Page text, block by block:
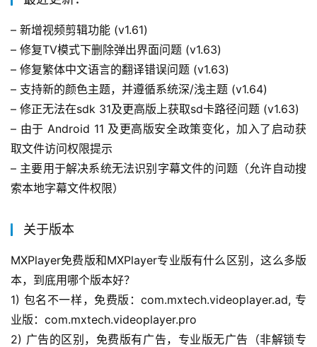
– 新增视频剪辑功能 (v1.61)
– 修复TV模式下删除弹出界面问题 (v1.63)
– 修复繁体中文语言的翻译错误问题 (v1.63)
– 支持新的颜色主题，并遵循系统深/浅主题 (v1.64)
– 修正无法在sdk 31及更高版上获取sd卡路径问题 (v1.63)
– 由于 Android 11 及更高版安全政策变化，加入了启动获
取文件访问权限提示
– 主要用于解决系统无法识别字幕文件的问题（允许自动搜
索本地字幕文件权限）
关于版本
MXPlayer免费版和MXPlayer专业版有什么区别，这么多版
本，到底用哪个版本好？
1) 包名不一样，免费版：com.mxtech.videoplayer.ad, 专
业版：com.mxtech.videoplayer.pro
2) 广告的区别，免费版有广告，专业版无广告（非解锁专